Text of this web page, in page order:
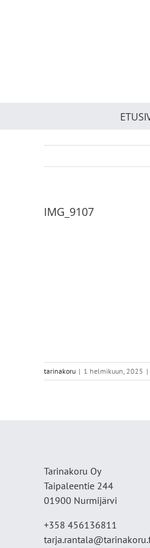
IMG_9107
tarinakoru | 1 helmikuun, 2025 |
Tarinakoru Oy
Taipaleentie 244
01900 Nurmijärvi
+358 456136811